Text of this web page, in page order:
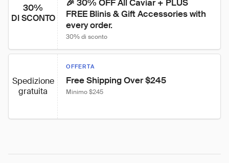
30%
DI SCONTO
🎉 30% OFF All Caviar + PLUS
FREE Blinis & Gift Accessories with
every order.
30% di sconto
Spedizione
gratuita
OFFERTA
Free Shipping Over $245
Minimo $245